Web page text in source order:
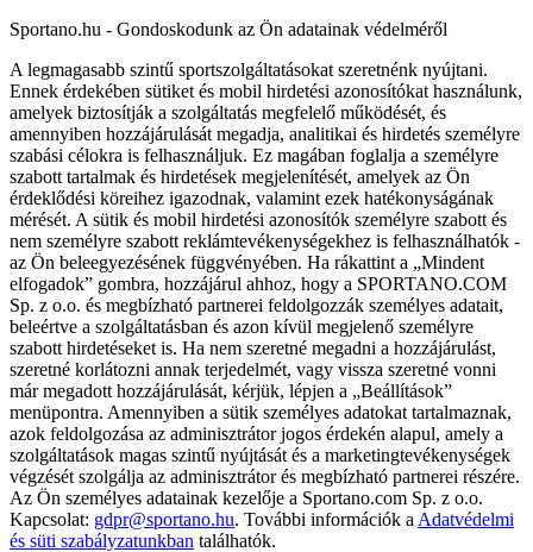
Sportano.hu - Gondoskodunk az Ön adatainak védelméről
A legmagasabb szintű sportszolgáltatásokat szeretnénk nyújtani.
Ennek érdekében sütiket és mobil hirdetési azonosítókat használunk,
amelyek biztosítják a szolgáltatás megfelelő működését, és
amennyiben hozzájárulását megadja, analitikai és hirdetés személyre
szabási célokra is felhasználjuk. Ez magában foglalja a személyre
szabott tartalmak és hirdetések megjelenítését, amelyek az Ön
érdeklődési köreihez igazodnak, valamint ezek hatékonyságának
mérését. A sütik és mobil hirdetési azonosítók személyre szabott és
nem személyre szabott reklámtevékenységekhez is felhasználhatók -
az Ön beleegyezésének függvényében. Ha rákattint a „Mindent
elfogadok” gombra, hozzájárul ahhoz, hogy a SPORTANO.COM
Sp. z o.o. és megbízható partnerei feldolgozzák személyes adatait,
beleértve a szolgáltatásban és azon kívül megjelenő személyre
szabott hirdetéseket is. Ha nem szeretné megadni a hozzájárulást,
szeretné korlátozni annak terjedelmét, vagy vissza szeretné vonni
már megadott hozzájárulását, kérjük, lépjen a „Beállítások”
menüpontra. Amennyiben a sütik személyes adatokat tartalmaznak,
azok feldolgozása az adminisztrátor jogos érdekén alapul, amely a
szolgáltatások magas szintű nyújtását és a marketingtevékenységek
végzését szolgálja az adminisztrátor és megbízható partnerei részére.
Az Ön személyes adatainak kezelője a Sportano.com Sp. z o.o.
Kapcsolat: gdpr@sportano.hu. További információk a Adatvédelmi
és süti szabályzatunkban találhatók.